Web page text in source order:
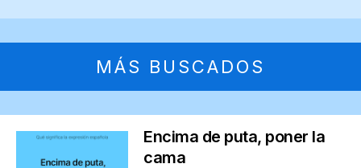
MÁS BUSCADOS
Encima de puta, poner la
cama